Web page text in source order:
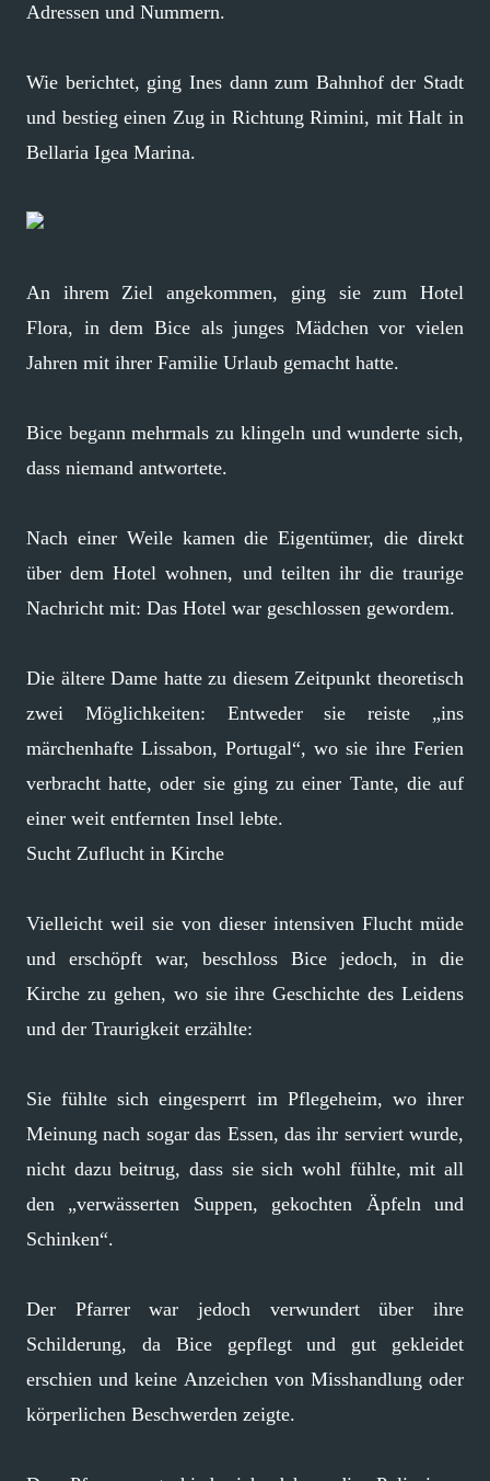
Adressen und Nummern.
Wie berichtet, ging Ines dann zum Bahnhof der Stadt
und bestieg einen Zug in Richtung Rimini, mit Halt in
Bellaria Igea Marina.
An ihrem Ziel angekommen, ging sie zum Hotel
Flora, in dem Bice als junges Mädchen vor vielen
Jahren mit ihrer Familie Urlaub gemacht hatte.
Bice begann mehrmals zu klingeln und wunderte sich,
dass niemand antwortete.
Nach einer Weile kamen die Eigentümer, die direkt
über dem Hotel wohnen, und teilten ihr die traurige
Nachricht mit: Das Hotel war geschlossen gewordem.
Die ältere Dame hatte zu diesem Zeitpunkt theoretisch
zwei Möglichkeiten: Entweder sie reiste „ins
märchenhafte Lissabon, Portugal“, wo sie ihre Ferien
verbracht hatte, oder sie ging zu einer Tante, die auf
einer weit entfernten Insel lebte.
Sucht Zuflucht in Kirche
Vielleicht weil sie von dieser intensiven Flucht müde
und erschöpft war, beschloss Bice jedoch, in die
Kirche zu gehen, wo sie ihre Geschichte des Leidens
und der Traurigkeit erzählte:
Sie fühlte sich eingesperrt im Pflegeheim, wo ihrer
Meinung nach sogar das Essen, das ihr serviert wurde,
nicht dazu beitrug, dass sie sich wohl fühlte, mit all
den „verwässerten Suppen, gekochten Äpfeln und
Schinken“.
Der Pfarrer war jedoch verwundert über ihre
Schilderung, da Bice gepflegt und gut gekleidet
erschien und keine Anzeichen von Misshandlung oder
körperlichen Beschwerden zeigte.